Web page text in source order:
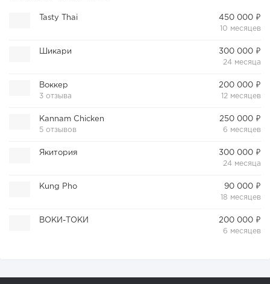
Tasty Thai
450 000 ₽
10 месяцев
Шикари
300 000 ₽
24 месяца
Воккер
3 отзыва
200 000 ₽
12 месяцев
Kannam Chicken
5 отзывов
250 000 ₽
6 месяцев
Якитория
300 000 ₽
24 месяца
Kung Pho
90 000 ₽
18 месяцев
ВОКИ-ТОКИ
200 000 ₽
6 месяцев